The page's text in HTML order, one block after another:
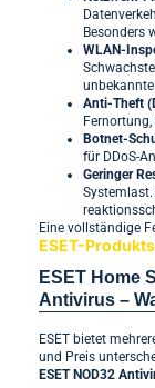
Besonders
WLAN-
unbekannte
Anti-Theft
Botnet-
für DDoS-
Geringer
Eine vollständige
ESET-
ESET Home
Antivirus –
ESET bietet
und Preis
ESET NOD32